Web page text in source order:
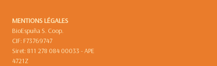
MENTIONS LÉGALES
BioEspuña S. Coop.
CIF: F73769747
Siret: 811 278 084 00033 - APE
4721Z